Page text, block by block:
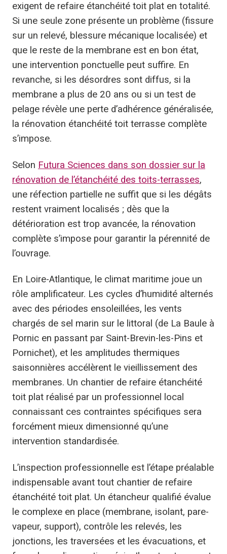
exigent de refaire étanchéité toit plat en totalité.
Si une seule zone présente un problème (fissure
sur un relevé, blessure mécanique localisée) et
que le reste de la membrane est en bon état,
une intervention ponctuelle peut suffire. En
revanche, si les désordres sont diffus, si la
membrane a plus de 20 ans ou si un test de
pelage révèle une perte d’adhérence généralisée,
la rénovation étanchéité toit terrasse complète
s’impose.
Selon Futura Sciences dans son dossier sur la
rénovation de l’étanchéité des toits-terrasses,
une réfection partielle ne suffit que si les dégâts
restent vraiment localisés ; dès que la
détérioration est trop avancée, la rénovation
complète s’impose pour garantir la pérennité de
l’ouvrage.
En Loire-Atlantique, le climat maritime joue un
rôle amplificateur. Les cycles d’humidité alternés
avec des périodes ensoleillées, les vents
chargés de sel marin sur le littoral (de La Baule à
Pornic en passant par Saint-Brevin-les-Pins et
Pornichet), et les amplitudes thermiques
saisonnières accélèrent le vieillissement des
membranes. Un chantier de refaire étanchéité
toit plat réalisé par un professionnel local
connaissant ces contraintes spécifiques sera
forcément mieux dimensionné qu’une
intervention standardisée.
L’inspection professionnelle est l’étape préalable
indispensable avant tout chantier de refaire
étanchéité toit plat. Un étancheur qualifié évalue
le complexe en place (membrane, isolant, pare-
vapeur, support), contrôle les relevés, les
jonctions, les traversées et les évacuations, et